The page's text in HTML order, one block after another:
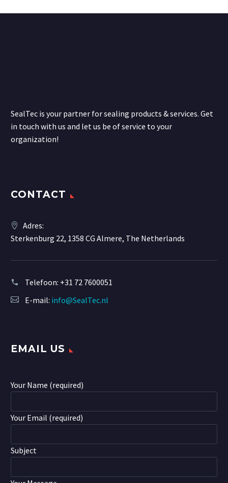
SealTec is your partner for sealing products & services. Get
in touch with us and let us be of service to your
organization!
CONTACT
Adres:
Sterkenburg 22, 1358 CG Almere, The Netherlands
Telefoon: +31 72 7600051
E-mail: info@SealTec.nl
EMAIL US
Your Name (required)
Your Email (required)
Subject